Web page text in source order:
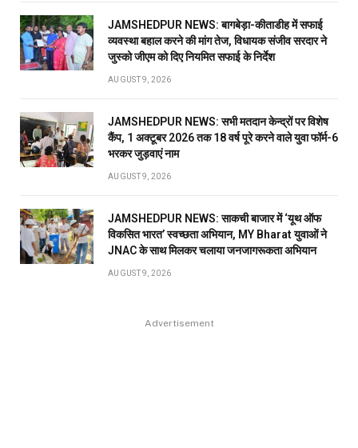
JAMSHEDPUR NEWS: बागबेड़ा-कीताडीह में सफाई
व्यवस्था बहाल करने की मांग तेज, विधायक संजीव सरदार ने
जुस्को जीएम को दिए नियमित सफाई के निर्देश
AUGUST 9, 2026
JAMSHEDPUR NEWS: सभी मतदान केन्द्रों पर विशेष
कैंप, 1 अक्टूबर 2026 तक 18 वर्ष पूरे करने वाले युवा फॉर्म-6
भरकर जुड़वाएं नाम
AUGUST 9, 2026
JAMSHEDPUR NEWS: साकची बाजार में ‘यूथ ऑफ
विकसित भारत’ स्वच्छता अभियान, MY Bharat युवाओं ने
JNAC के साथ मिलकर चलाया जनजागरूकता अभियान
AUGUST 9, 2026
Advertisement